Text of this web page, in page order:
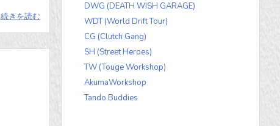
続きを読む
DWG (DEATH WISH GARAGE)
WDT (World Drift Tour)
CG (Clutch Gang)
SH (Street Heroes)
TW (Touge Workshop)
AkumaWorkshop
Tando Buddies